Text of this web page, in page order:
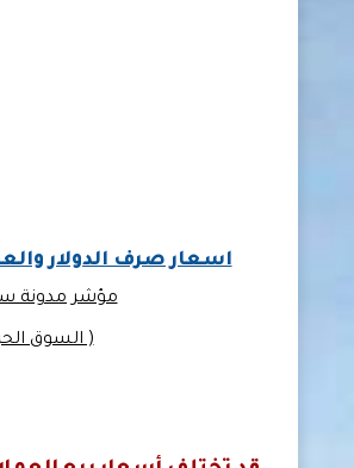
اسعار صرف الدولار
مؤشر مدونة سودانيه 23
( السوق